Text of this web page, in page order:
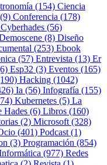
(154) Ciencia
Conferencia (178)
Cyberhades (56)
(8) Diseño
(253) Ebook
(57) Entrevista (13) Er
Esp32 (3) Eventos (165)
Hacking (1042)
Ia (56) Infografía (155)
Kubernetes (5) La
Hades (6) Libros (160)
(2) Microsoft (328)
(401) Podcast (1)
(3) Programación (854)
(977) Redes